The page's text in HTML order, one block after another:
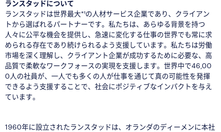
ランスタッドについて
ランスタッドは世界最大*¹の人材サービス企業であり、クライアン
トから選ばれるパートナーです。私たちは、あらゆる背景を持つ
人々に公平な機会を提供し、急速に変化する仕事の世界でも常に求
められる存在であり続けられるよう支援しています。私たちは労働
市場を深く理解し、クライアント企業が成功するために必要な、高
品質で柔軟なワークフォースの実現を支援します。世界中で46,00
0人の社員が、一人でも多くの人が仕事を通じて真の可能性を発揮
できるよう支援することで、社会にポジティブなインパクトを与え
ています。
1960年に設立されたランスタッドは、オランダのディーメンに本社